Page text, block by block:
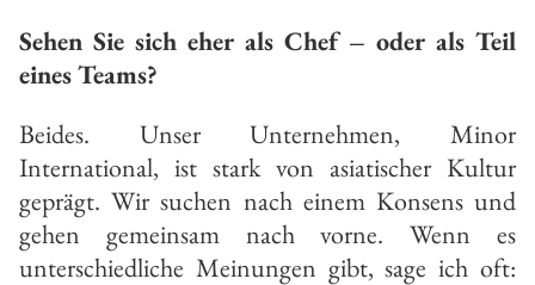
Sehen Sie sich eher als Chef – oder als Teil
eines Teams?
Beides. Unser Unternehmen, Minor
International, ist stark von asiatischer Kultur
geprägt. Wir suchen nach einem Konsens und
gehen gemeinsam nach vorne. Wenn es
unterschiedliche Meinungen gibt, sage ich oft: